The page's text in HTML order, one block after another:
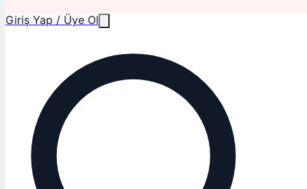
Giriş Yap / Üye Ol